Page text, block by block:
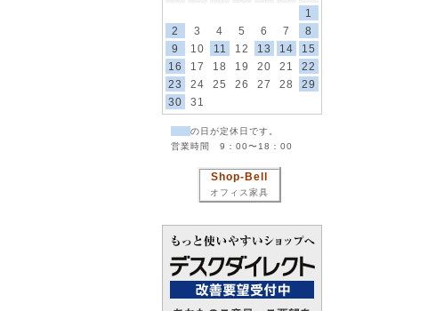
1
2
3 4 5 6 7
8
9
10 11 12 13 14
15
16
17 18 19 20 21
22
23
24 25 26 27 28
29
30
31
の日が定休日です。
営業時間 9：00〜18：00
Shop-Bell
オフィス家具